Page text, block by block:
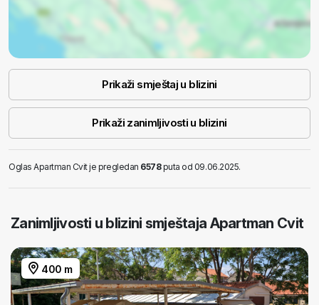
Prikaži smještaj u blizini
Prikaži zanimljivosti u blizini
Oglas Apartman Cvit je pregledan 6578puta od 09.06.2025.
Zanimljivosti u blizini smještaja Apartman Cvit
400 m